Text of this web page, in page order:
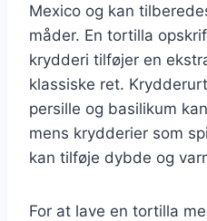
Mexico og kan
måder. En tortilla
krydderi tilføjer en
klassiske ret.
persille og basilikum
mens krydderier som
kan tilføje dybde og
For at lave en tortilla